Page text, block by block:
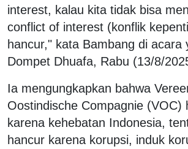
interest, kalau kita tidak bisa
conflict of interest (konflik
hancur," kata Bambang di acara
Dompet Dhuafa, Rabu (13/8/
Ia mengungkapkan bahwa
Oostindische Compagnie (VOC)
karena kehebatan Indonesia,
hancur karena korupsi, induk